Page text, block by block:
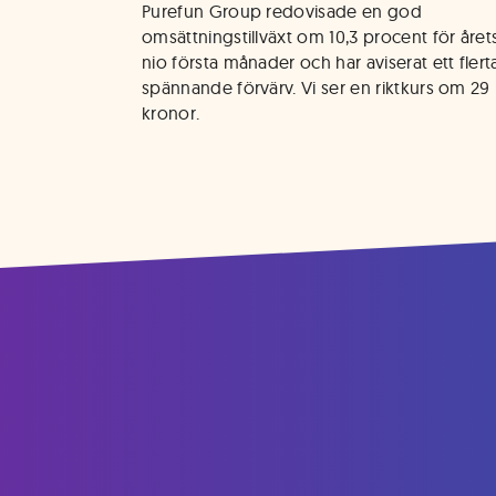
Purefun Group redovisade en god
omsättningstillväxt om 10,3 procent för
nio första månader och har aviserat ett
spännande förvärv. Vi ser en riktkurs om 29
kronor.